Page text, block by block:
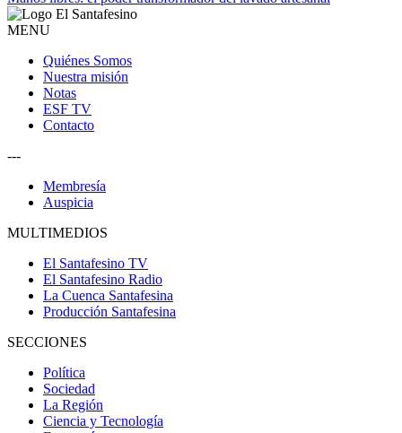
MENU
Quiénes Somos
Nuestra misión
Notas
ESF TV
Contacto
---
Membresía
Auspicia
MULTIMEDIOS
El Santafesino TV
El Santafesino Radio
La Cuenca Santafesina
Producción Santafesina
SECCIONES
Política
Sociedad
La Región
Ciencia y Tecnología